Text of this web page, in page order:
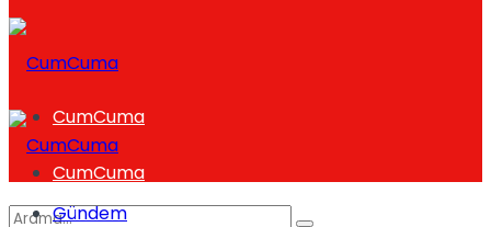
CumCuma
CumCuma
Gündem